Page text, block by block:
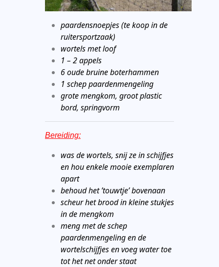
paardensnoepjes (te koop in de
ruitersportzaak)
wortels met loof
1 – 2 appels
6 oude bruine boterhammen
1 schep paardenmengeling
grote mengkom, groot plastic
bord, springvorm
Bereiding:
was de wortels, snij ze in schijfjes
en hou enkele mooie exemplaren
apart
behoud het ’touwtje’ bovenaan
scheur het brood in kleine stukjes
in de mengkom
meng met de schep
paardenmengeling en de
wortelschijfjes en voeg water toe
tot het net onder staat